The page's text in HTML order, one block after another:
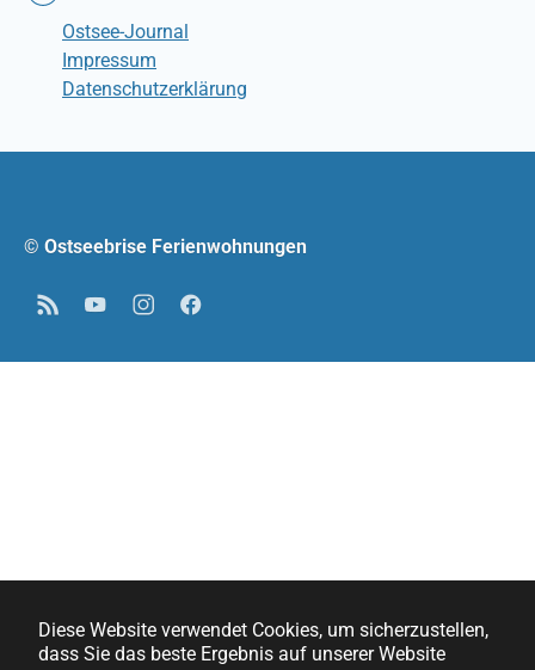
Diese Website verwendet Cookies, um sicherzustellen,
dass Sie das beste Ergebnis auf unserer Website
Ostsee-Journal
Impressum
Datenschutzerklärung
© Ostseebrise Ferienwohnungen
RSS YouTubeInstagramFacebook